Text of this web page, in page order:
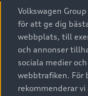
A6 modellerna
SUV
Avant
Privatleasing
Nya bilar i lager
Begagnade bilar i
Audi approved :plus
Finansiering
Service & tillbehör
Audi digital services
Originaltillbehör -
Garantier
Tjänstebil
Tjänstebil
Business lease online
Företagsleasing
Om Audi Sverige
Kontakta oss
Volkswagen
för att ge dig
webbplats, till
och annonser
sociala medier
webbtrafiken. För
rekommenderar